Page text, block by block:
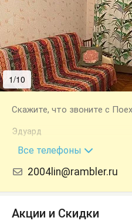
1/10
Скажите, что звоните с
Эдуард
+7 (928) 226-94-30
Все телефоны
2004lin@rambler.ru
Акции и Скидки